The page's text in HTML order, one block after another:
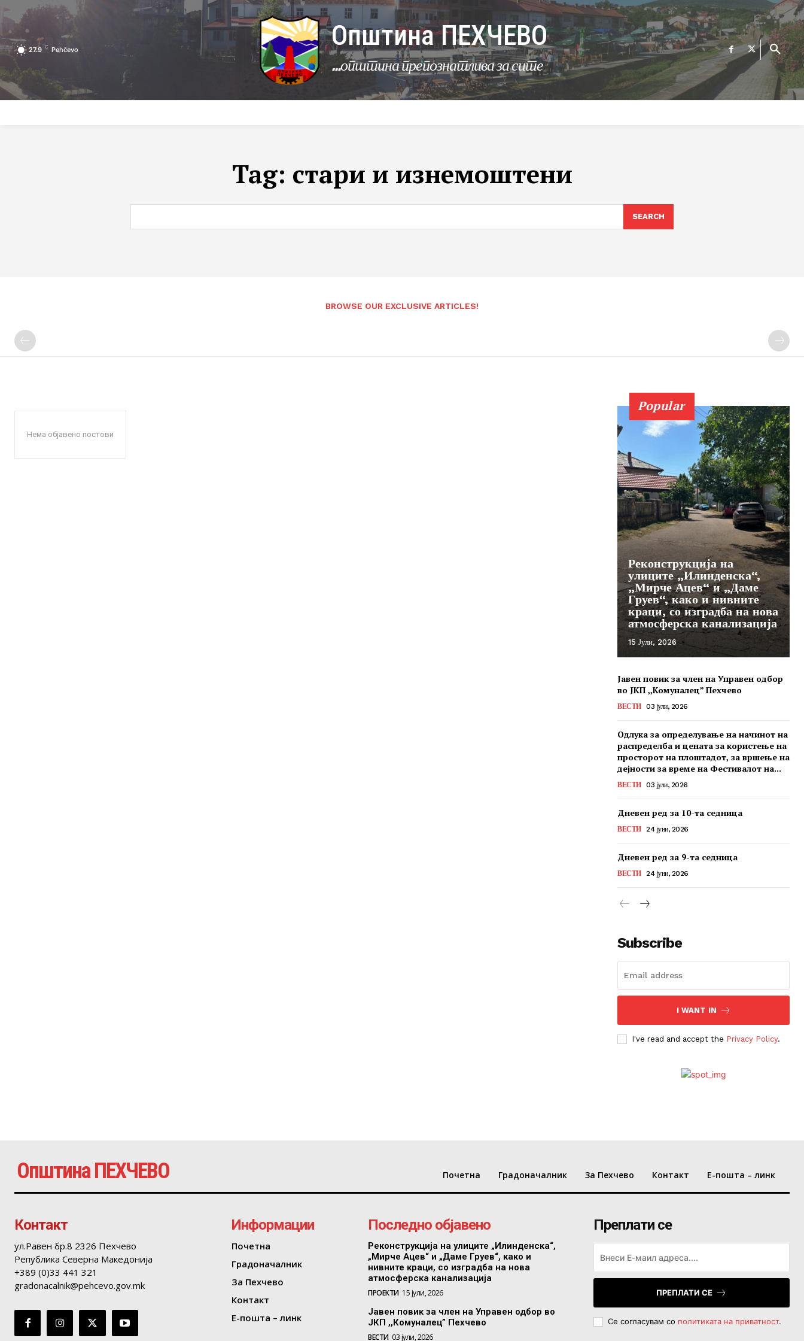
27.9 C Pehčevo Општина ПЕХЧЕВО
...општина препознатлива за сите
Tag: стари и изнемоштени
SEARCH
BROWSE OUR EXCLUSIVE ARTICLES!
Нема објавено постови
Popular
Реконструкција на
улиците „Илинденска“,
„Мирче Ацев“ и „Даме
Груев“, како и нивните
краци, со изградба на нова
атмосферска канализација
15 Јули, 2026
Јавен повик за член на Управен одбор
во ЈКП ,,Комуналец” Пехчево
ВЕСТИ 03 јули, 2026
Одлука за определување на начинот на
распределба и цената за користење на
просторот на плоштадот, за вршење на
дејности за време на Фестивалот на...
ВЕСТИ 03 јули, 2026
Дневен ред за 10-та седница
ВЕСТИ 24 јуни, 2026
Дневен ред за 9-та седница
ВЕСТИ 24 јуни, 2026
Subscribe
I WANT IN
I've read and accept the Privacy Policy.
Општина ПЕХЧЕВО Почетна Градоначалник За Пехчево Контакт Е-пошта – линк
Контакт
ул.Равен бр.8 2326 Пехчево
Република Северна Македонија
+389 (0)33 441 321
gradonacalnik@pehcevo.gov.mk
Информации
Почетна
Градоначалник
За Пехчево
Контакт
Е-пошта – линк
Последно објавено
Реконструкција на улиците „Илинденска“,
„Мирче Ацев“ и „Даме Груев“, како и
нивните краци, со изградба на нова
атмосферска канализација
ПРОЕКТИ 15 јули, 2026
Јавен повик за член на Управен одбор во
ЈКП ,,Комуналец” Пехчево
ВЕСТИ 03 јули, 2026
Преплати се
ПРЕПЛАТИ СЕ
Се согласувам со политиката на приватност.